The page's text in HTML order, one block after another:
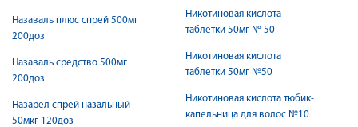
Назаваль плюс спрей 500мг
200доз
Назаваль средство 500мг
200доз
Назарел спрей назальный
50мкг 120доз
Никотиновая кислота
таблетки 50мг № 50
Никотиновая кислота
таблетки 50мг №50
Никотиновая кислота тюбик-
капельница для волос №10